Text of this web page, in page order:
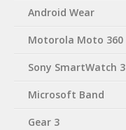
Android Wear
Motorola Moto 360
Sony SmartWatch 3
Microsoft Band
Gear 3